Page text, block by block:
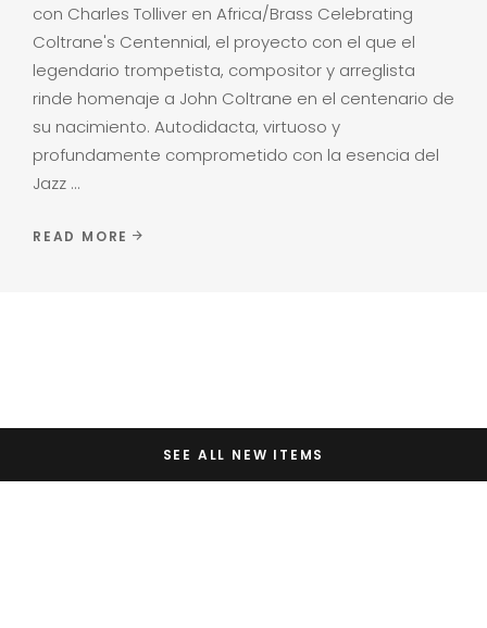
con Charles Tolliver en Africa/Brass Celebrating
Coltrane's Centennial, el proyecto con el que el
legendario trompetista, compositor y arreglista
rinde homenaje a John Coltrane en el centenario de
su nacimiento. Autodidacta, virtuoso y
profundamente comprometido con la esencia del
Jazz
READ MORE
SEE ALL NEW ITEMS